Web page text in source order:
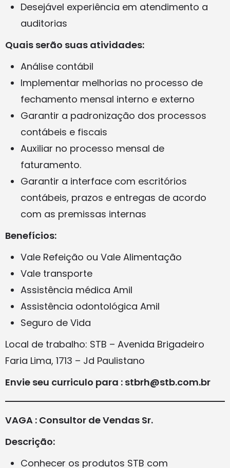
Desejável experiência em atendimento a
auditorias
Quais serão suas atividades:
Análise contábil
Implementar melhorias no processo de
fechamento mensal interno e externo
Garantir a padronização dos processos
contábeis e fiscais
Auxiliar no processo mensal de
faturamento.
Garantir a interface com escritórios
contábeis, prazos e entregas de acordo
com as premissas internas
Benefícios:
Vale Refeição ou Vale Alimentação
Vale transporte
Assistência médica Amil
Assistência odontológica Amil
Seguro de Vida
Local de trabalho: STB – Avenida Brigadeiro
Faria Lima, 1713 – Jd Paulistano
Envie seu curriculo para : stbrh@stb.com.br
VAGA : Consultor de Vendas Sr.
Descrição:
Conhecer os produtos STB com